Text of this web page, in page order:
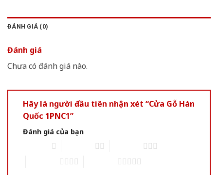
ĐÁNH GIÁ (0)
Đánh giá
Chưa có đánh giá nào.
Hãy là người đầu tiên nhận xét “Cửa Gỗ Hàn
Quốc 1PNC1”
Đánh giá của bạn